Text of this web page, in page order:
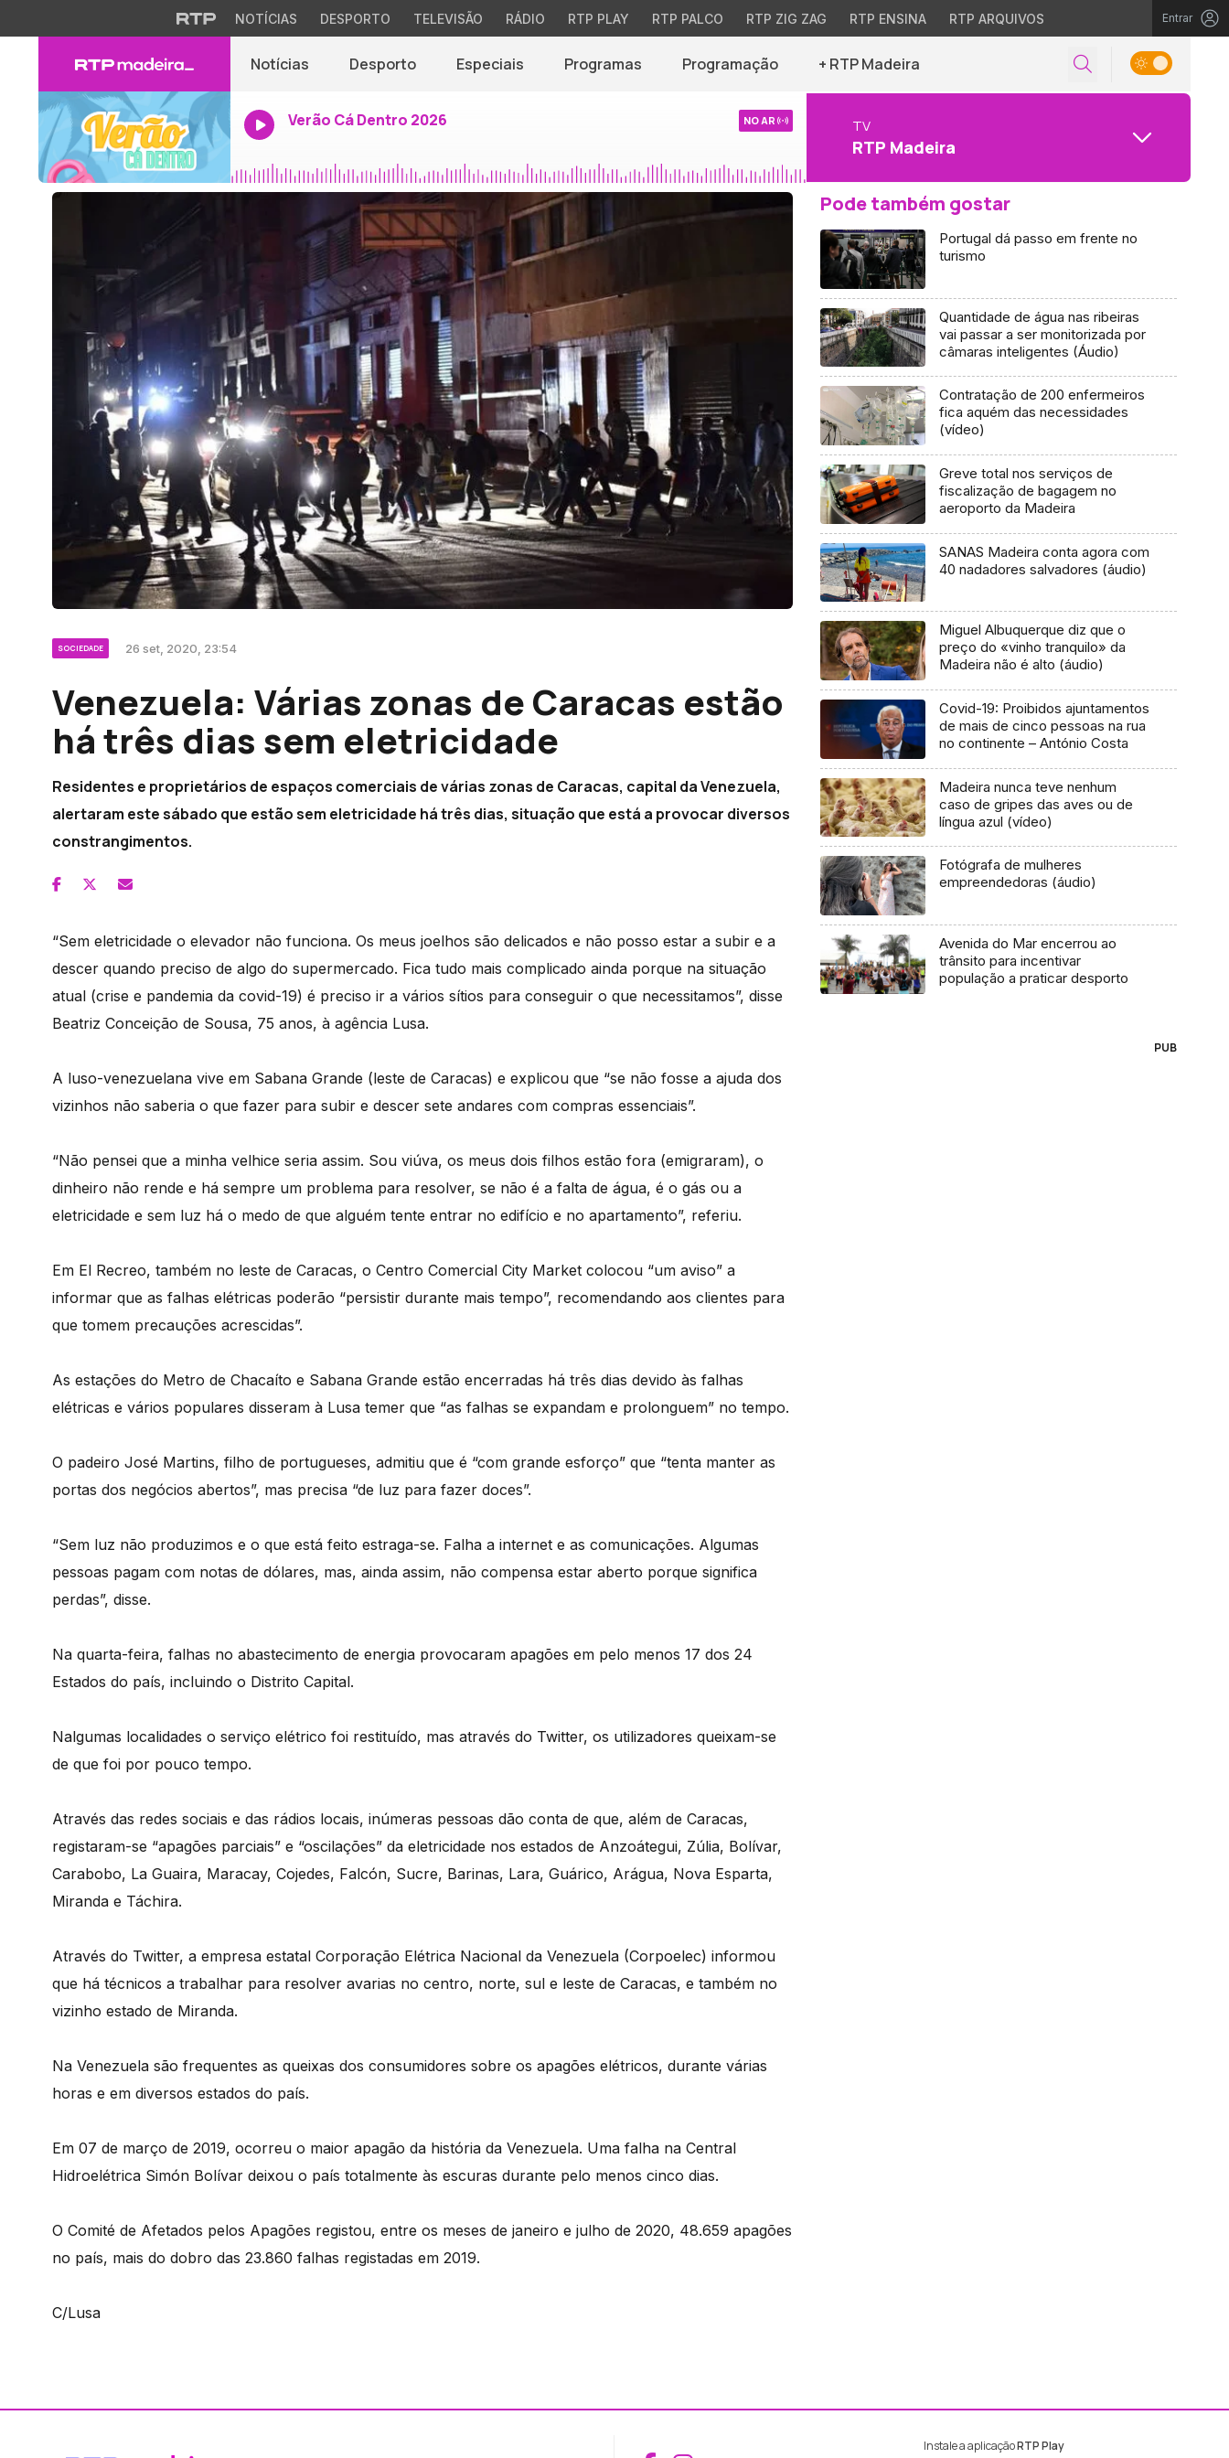
NOTÍCIAS DESPORTO TELEVISÃO RÁDIO RTP PLAY RTP PALCO RTP ZIG ZAG RTP ENSINA RTP ARQUIVOS Entrar
Notícias Desporto Especiais Programas Programação + RTP Madeira
Verão Cá Dentro 2026 NO AR TV
RTP Madeira
SOCIEDADE 26 set, 2020, 23:54
Venezuela: Várias zonas de Caracas estão
há três dias sem eletricidade
Residentes e proprietários de espaços comerciais de várias zonas de Caracas, capital da Venezuela,
alertaram este sábado que estão sem eletricidade há três dias, situação que está a provocar diversos
constrangimentos.
“Sem eletricidade o elevador não funciona. Os meus joelhos são delicados e não posso estar a subir e a
descer quando preciso de algo do supermercado. Fica tudo mais complicado ainda porque na situação
atual (crise e pandemia da covid-19) é preciso ir a vários sítios para conseguir o que necessitamos”, disse
Beatriz Conceição de Sousa, 75 anos, à agência Lusa.
A luso-venezuelana vive em Sabana Grande (leste de Caracas) e explicou que “se não fosse a ajuda dos
vizinhos não saberia o que fazer para subir e descer sete andares com compras essenciais”.
“Não pensei que a minha velhice seria assim. Sou viúva, os meus dois filhos estão fora (emigraram), o
dinheiro não rende e há sempre um problema para resolver, se não é a falta de água, é o gás ou a
eletricidade e sem luz há o medo de que alguém tente entrar no edifício e no apartamento”, referiu.
Em El Recreo, também no leste de Caracas, o Centro Comercial City Market colocou “um aviso” a
informar que as falhas elétricas poderão “persistir durante mais tempo”, recomendando aos clientes para
que tomem precauções acrescidas”.
As estações do Metro de Chacaíto e Sabana Grande estão encerradas há três dias devido às falhas
elétricas e vários populares disseram à Lusa temer que “as falhas se expandam e prolonguem” no tempo.
O padeiro José Martins, filho de portugueses, admitiu que é “com grande esforço” que “tenta manter as
portas dos negócios abertos”, mas precisa “de luz para fazer doces”.
“Sem luz não produzimos e o que está feito estraga-se. Falha a internet e as comunicações. Algumas
pessoas pagam com notas de dólares, mas, ainda assim, não compensa estar aberto porque significa
perdas”, disse.
Na quarta-feira, falhas no abastecimento de energia provocaram apagões em pelo menos 17 dos 24
Estados do país, incluindo o Distrito Capital.
Nalgumas localidades o serviço elétrico foi restituído, mas através do Twitter, os utilizadores queixam-se
de que foi por pouco tempo.
Através das redes sociais e das rádios locais, inúmeras pessoas dão conta de que, além de Caracas,
registaram-se “apagões parciais” e “oscilações” da eletricidade nos estados de Anzoátegui, Zúlia, Bolívar,
Carabobo, La Guaira, Maracay, Cojedes, Falcón, Sucre, Barinas, Lara, Guárico, Arágua, Nova Esparta,
Miranda e Táchira.
Através do Twitter, a empresa estatal Corporação Elétrica Nacional da Venezuela (Corpoelec) informou
que há técnicos a trabalhar para resolver avarias no centro, norte, sul e leste de Caracas, e também no
vizinho estado de Miranda.
Na Venezuela são frequentes as queixas dos consumidores sobre os apagões elétricos, durante várias
horas e em diversos estados do país.
Em 07 de março de 2019, ocorreu o maior apagão da história da Venezuela. Uma falha na Central
Hidroelétrica Simón Bolívar deixou o país totalmente às escuras durante pelo menos cinco dias.
O Comité de Afetados pelos Apagões registou, entre os meses de janeiro e julho de 2020, 48.659 apagões
no país, mais do dobro das 23.860 falhas registadas em 2019.
C/Lusa
Pode também gostar
Portugal dá passo em frente no
turismo
Quantidade de água nas ribeiras
vai passar a ser monitorizada por
câmaras inteligentes (Áudio)
Contratação de 200 enfermeiros
fica aquém das necessidades
(vídeo)
Greve total nos serviços de
fiscalização de bagagem no
aeroporto da Madeira
SANAS Madeira conta agora com
40 nadadores salvadores (áudio)
Miguel Albuquerque diz que o
preço do «vinho tranquilo» da
Madeira não é alto (áudio)
Covid-19: Proibidos ajuntamentos
de mais de cinco pessoas na rua
no continente – António Costa
Madeira nunca teve nenhum
caso de gripes das aves ou de
língua azul (vídeo)
Fotógrafa de mulheres
empreendedoras (áudio)
Avenida do Mar encerrou ao
trânsito para incentivar
população a praticar desporto
PUB
Instale a aplicaçãoRTP Play